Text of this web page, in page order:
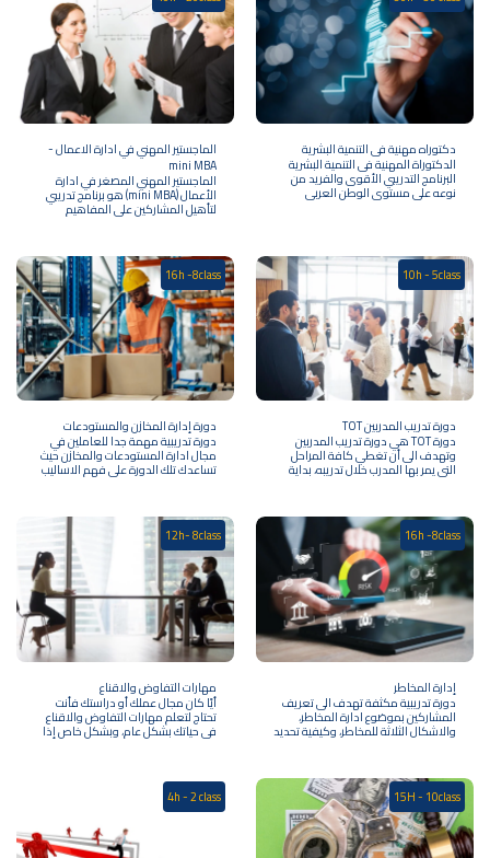
الحالية لأهداف العمل والاستراتيجيات
والتخطيط والتنفيذ المستقبلية. تهدف
تحليلات الأعمال إلى تحسين العمليات
وزيادة الإيرادات عن طريق تقليل
التكاليف التشغيلية وتحسين العلاقات
مع العملاء وتوقع الاتجاهات
المستقبلية من خلال العمل بخطط عمل
إستراتيجية أكثر دقة.
دكتوراه مهنية في التنمية البشرية
الدكتوراة المهنية فى التنمية البشرية
البرنامج التدريبي الأقوى والفريد من
نوعه على مستوى الوطن العربى
الماجستير المهني في ادارة الاعمال -
mini MBA
الماجستير المهني المصغر في ادارة
الأعمال (mini MBA) هو برنامج تدريبي
لتأهيل المشاركين على المفاهيم
والتطبيقات الحديثة في ادارة الاعمال.
القيادية العليا في الشركات. كذلك
يساعد البرنامج الافراد الراغبين في تغيير
مسارهم المهني الى مجال "ادارة
الاعمال" اذ يقدم البرنامج مادة علمية
وتطبيقات صممت خصيصاً لهذا الغرض.
كذلك يساعد العاملين في المجال
الاداري في صق مهاراتهم وترقية
ممعارفهم وخبراتهم في مجال ادارة
الاعمال.
10h - 5class
دورة تدريب المدربين TOT
دورة TOT هي دورة تدريب المدربين
وتهدف الى أن تغطي كافة المراحل
التي يمر بها المدرب خلال تدريبه، بداية
من المستوى النفسي والحالة
مشاعر القلق والخوف والارتباك التي
تلازمه في بداية كل تدريب، وكيفية كسر
هذه الحواجز النفسية وبدء التفاعل
السليم مع المتدربين. وعلى المستوى
العلمي تتيح هذه الدورة مجموعة من
نماذج التدريب العلمية للمدرب مثل (
نموذج كولب – نموذج مك كارتي –
نموذج الأنظمة التمثيلية – نموذج
هيرمان). وعلى المستوى العملي توفر
هذه الدورة مجموعة من الوسائل
والتطبيقات الإلكترونية التي تساعد
المدربين في تنفيذ التدريب عن بعد
باحترافية وسهولة.
16h -8class
دورة إدارة المخازن والمستودعات
دورة تدريبية مهمة جدا للعاملين في
مجال ادارة المستودعات والمخازن حيث
تساعدك تلك الدورة على فهم الاساليب
الحديثة في ادارة المخازن ويعرفك
كذلك احدث الممارسات في مجال
مراقبة المخزون. 16h -8class
إدارة المخاطر
دورة تدريبية مكثفة تهدف الى تعريف
المشاركين بموضوع ادارة المخاطر،
والاشكال الثلاثة للمخاطر، وكيفية تحديد
اهداف ادارة المخاطر، وتحليل تلك
المناطق الخطره، ومعرفة خطوات
عملية ادارة المخاطر، كذلك القاء الضوء
على آلية التمييز بين الطرق الثلاث
الشائعة للتعرف على المخاطر وكيفية
مواجهتها، وأخيرا يتعلم المشارك كيفية
وضع خطة للتعامل مع المخاطر بشكل
12h- 8class
مهارات التفاوض والاقناع
أيًا كان مجال عملك أو دراستك فأنت
تحتاج لتعلم مهارات التفاوض والاقناع
في حياتك بشكل عام، وبشكل خاص إذا
كنت تعمل في مجال المبيعات أو خدمة
لاكتساب مهارات التفاوض والاقناع،
لكسب ثقة العملاء وتحقيق أهداف
عملك بسهولة. في هذا الكورس
ستتعلم مهارات التفاوض الفعال،
وكيفية التصرف في المواقف التي تحتاج
15H - 10class
4h - 2 class